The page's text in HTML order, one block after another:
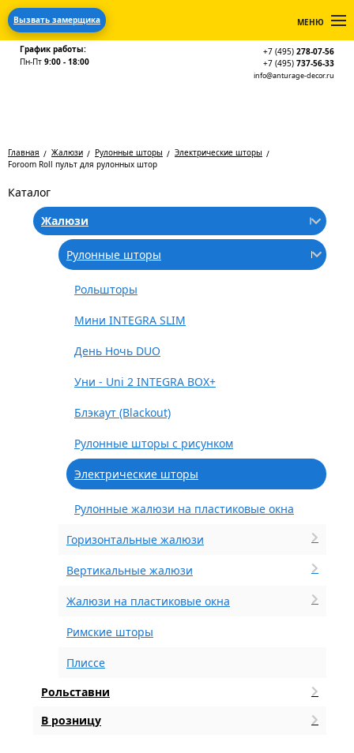
Вызвать замерщика МЕНЮ
График работы:
Пн-Пт 9:00 - 18:00
+7 (495) 278-07-56
+7 (495) 737-56-33
info@anturage-decor.ru
Главная Жалюзи Рулонные шторы
Электрические шторы
Foroom Roll пульт для рулонных штор
Каталог
Жалюзи
Рулонные шторы
Рольшторы
Мини INTEGRA SLIM
День Ночь DUO
Уни - Uni 2 INTEGRA BOX+
Блэкаут (Blackout)
Рулонные шторы с рисунком
Электрические шторы
Рулонные жалюзи на пластиковые окна
Горизонтальные жалюзи
Вертикальные жалюзи
Жалюзи на пластиковые окна
Римские шторы
Плиссе
Рольставни
В розницу